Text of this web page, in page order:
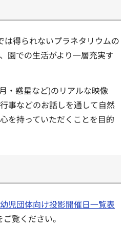
は得られないプラネタリウムの
園での生活がより一層充実す
・惑星など)のリアルな映像
事などのお話しを通して自然
を持っていただくことを目的
児団体向け投影開催日一覧表
ご覧ください。